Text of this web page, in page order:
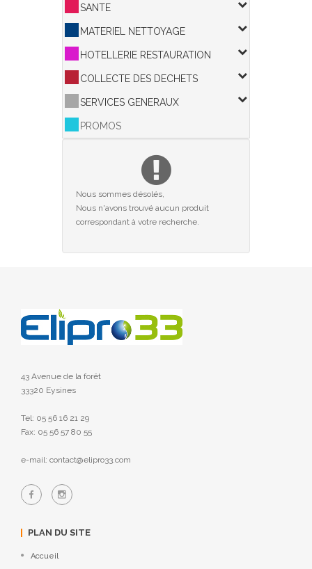
SANTE
MATERIEL NETTOYAGE
HOTELLERIE RESTAURATION
COLLECTE DES DECHETS
SERVICES GENERAUX
PROMOS
Nous sommes désolés,
Nous n'avons trouvé aucun produit
correspondant à votre recherche.
43 Avenue de la forêt
33320 Eysines
Tel: 05 56 16 21 29
Fax: 05 56 57 80 55
e-mail: contact@elipro33.com
PLAN DU SITE
Accueil